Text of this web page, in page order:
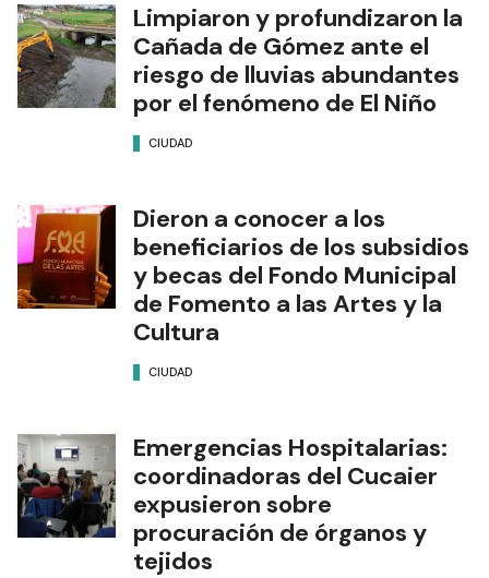
Limpiaron y profundizaron la
Cañada de Gómez ante el
riesgo de lluvias abundantes
por el fenómeno de El Niño
CIUDAD
Dieron a conocer a los
beneficiarios de los subsidios
y becas del Fondo Municipal
de Fomento a las Artes y la
Cultura
CIUDAD
Emergencias Hospitalarias:
coordinadoras del Cucaier
expusieron sobre
procuración de órganos y
tejidos